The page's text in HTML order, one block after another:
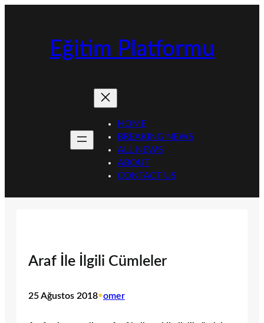
Eğitim Platformu
HOME
BREAKING NEWS
ALL NEWS
ABOUT
CONTACT US
Araf İle İlgili Cümleler
25 Ağustos 2018•omer